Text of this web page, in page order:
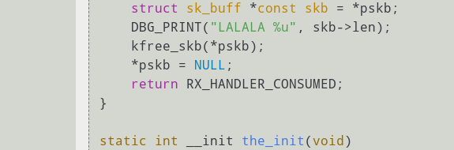
struct
sk_buff *const skb = *pskb;
    DBG_PRINT(
"LALALA %u" , skb->len);
    *pskb =
NULL ;
return RX_HANDLER_CONSUMED;
}
static int __init the_init (void )